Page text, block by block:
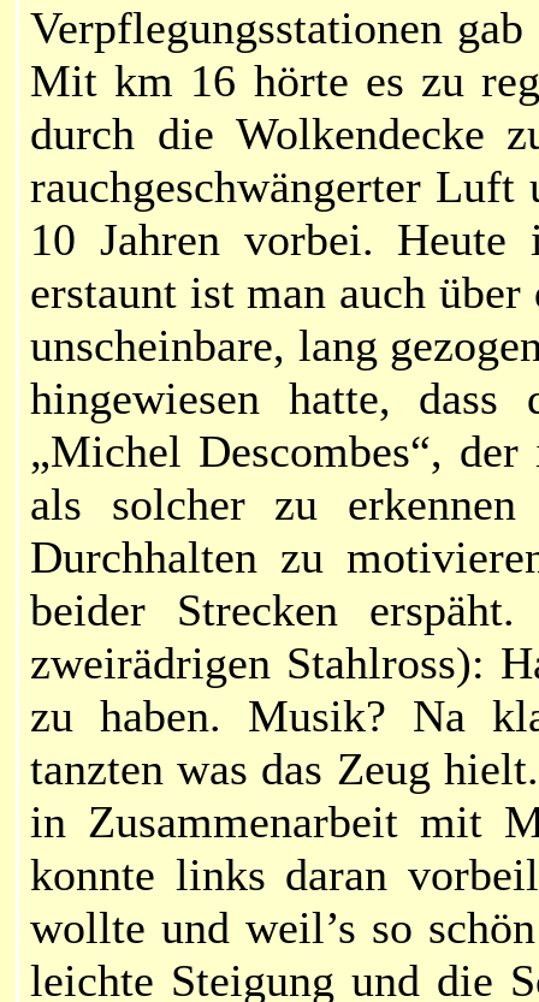
Verpflegungsstationen
Mit km 16 hörte es zu
durch die Wolkendecke
rauchgeschwängerter Luft
10 Jahren vorbei.
erstaunt ist man auch
unscheinbare, lang
hingewiesen hatte, dass
„Michel Descombes“,
als solcher zu
Durchhalten zu
beider Strecken
zweirädrigen Stahlross):
zu haben. Musik? Na
tanzten was das Zeug
in Zusammenarbeit mit
konnte links daran
wollte und weil’s so
leichte Steigung und die